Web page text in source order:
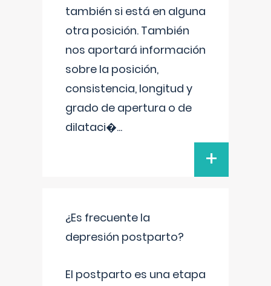
también si está en alguna
otra posición. También
nos aportará información
sobre la posición,
consistencia, longitud y
grado de apertura o de
dilataci�...
+
¿Es frecuente la
depresión postparto?
El postparto es una etapa